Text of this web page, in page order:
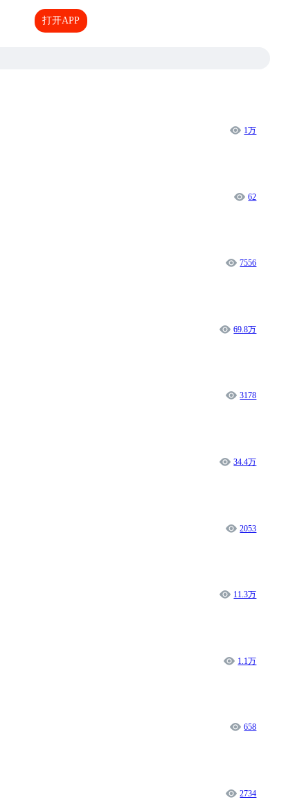
打开APP
1万
62
7556
69.8万
3178
34.4万
2053
11.3万
1.1万
658
2734